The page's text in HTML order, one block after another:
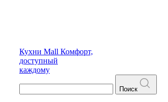
Кухни Mall Комфорт,
доступный
каждому
Поиск